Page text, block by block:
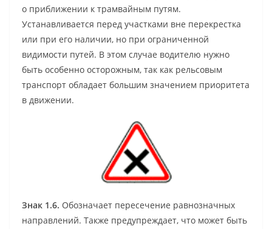
о приближении к трамвайным путям.
Устанавливается перед участками вне перекрестка
или при его наличии, но при ограниченной
видимости путей. В этом случае водителю нужно
быть особенно осторожным, так как рельсовым
транспорт обладает большим значением приоритета
в движении.
Знак 1.6. Обозначает пересечение равнозначных
направлений. Также предупреждает, что может быть